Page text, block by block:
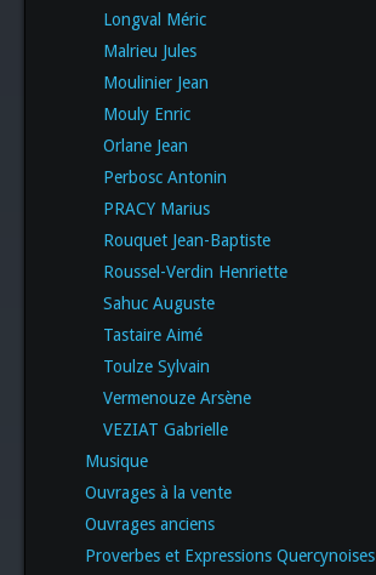
Longval Méric
Malrieu Jules
Moulinier Jean
Mouly Enric
Orlane Jean
Perbosc Antonin
PRACY Marius
Rouquet Jean-Baptiste
Roussel-Verdin Henriette
Sahuc Auguste
Tastaire Aimé
Toulze Sylvain
Vermenouze Arsène
VEZIAT Gabrielle
Musique
Ouvrages à la vente
Ouvrages anciens
Proverbes et Expressions Quercynoises